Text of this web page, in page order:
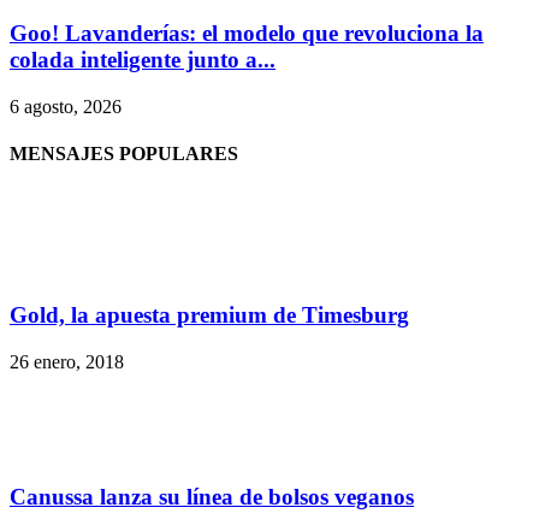
Goo! Lavanderías: el modelo que revoluciona la
colada inteligente junto a...
6 agosto, 2026
MENSAJES POPULARES
Gold, la apuesta premium de Timesburg
26 enero, 2018
Canussa lanza su línea de bolsos veganos